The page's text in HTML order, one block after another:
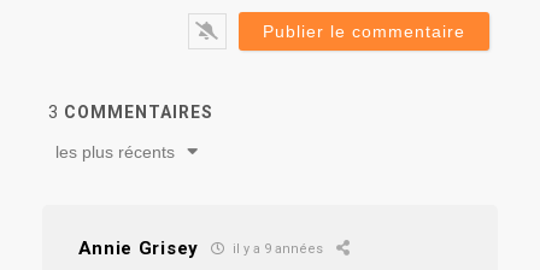
3 COMMENTAIRES
les plus récents
Annie Grisey il y a 9 années